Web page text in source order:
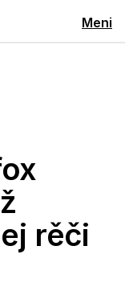
Meni
rěči